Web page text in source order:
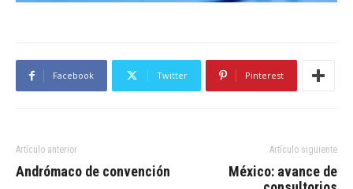
Facebook Twitter Pinterest
Artículo anterior
Andrómaco de convención
Artículo siguiente
México: avance de